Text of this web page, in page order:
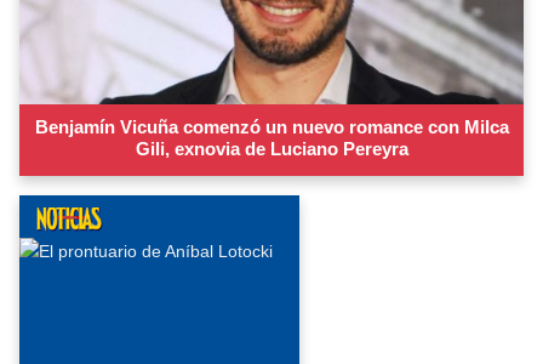
Benjamín Vicuña comenzó un nuevo romance con Milca
Gili, exnovia de Luciano Pereyra